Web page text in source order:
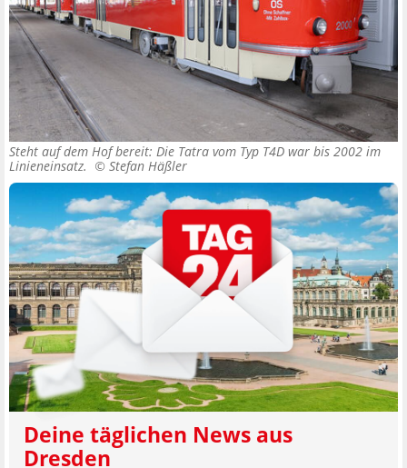
Steht auf dem Hof bereit: Die Tatra vom Typ T4D war bis 2002 im
Linieneinsatz. © Stefan Häßler
Deine täglichen News aus
Dresden